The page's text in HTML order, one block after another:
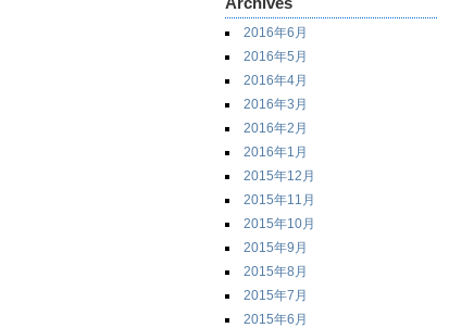
2016年6月
2016年5月
2016年4月
2016年3月
2016年2月
2016年1月
2015年12月
2015年11月
2015年10月
2015年9月
2015年8月
2015年7月
2015年6月